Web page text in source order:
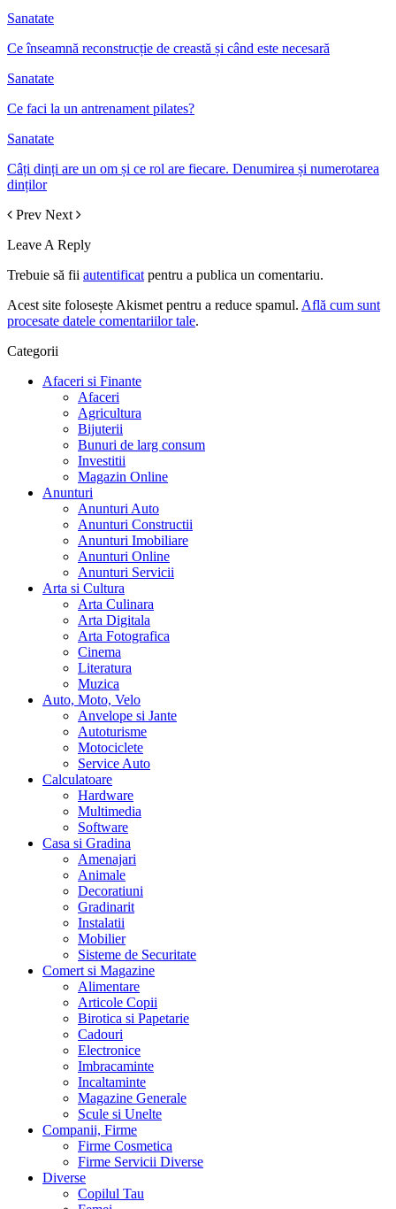
Sanatate
Ce înseamnă reconstrucție de creastă și când este necesară
Sanatate
Ce faci la un antrenament pilates?
Sanatate
Câți dinți are un om și ce rol are fiecare. Denumirea și numerotarea
dinților
Prev Next
Leave A Reply
Trebuie să fii autentificat pentru a publica un comentariu.
Acest site folosește Akismet pentru a reduce spamul. Află cum sunt
procesate datele comentariilor tale.
Categorii
Afaceri si Finante
Afaceri
Agricultura
Bijuterii
Bunuri de larg consum
Investitii
Magazin Online
Anunturi
Anunturi Auto
Anunturi Constructii
Anunturi Imobiliare
Anunturi Online
Anunturi Servicii
Arta si Cultura
Arta Culinara
Arta Digitala
Arta Fotografica
Cinema
Literatura
Muzica
Auto, Moto, Velo
Anvelope si Jante
Autoturisme
Motociclete
Service Auto
Calculatoare
Hardware
Multimedia
Software
Casa si Gradina
Amenajari
Animale
Decoratiuni
Gradinarit
Instalatii
Mobilier
Sisteme de Securitate
Comert si Magazine
Alimentare
Articole Copii
Birotica si Papetarie
Cadouri
Electronice
Imbracaminte
Incaltaminte
Magazine Generale
Scule si Unelte
Companii, Firme
Firme Cosmetica
Firme Servicii Diverse
Diverse
Copilul Tau